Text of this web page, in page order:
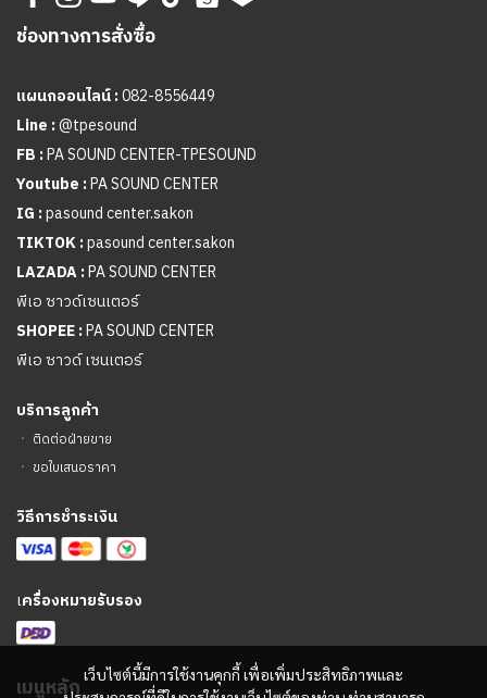
เว็บไซต์นี้มีการใช้งานคุกกี้ เพื่อเพิ่มประสิทธิภาพและ
ช่องทางการสั่งซื้อ
แผนกออนไลน์ :082-8556449
Line :@tpesound
FB :PA SOUND CENTER-TPESOUND
Youtube :PA SOUND CENTER
IG :pasound center.sakon
TIKTOK :pasound center.sakon
LAZADA :PA SOUND CENTER
พีเอ ซาวด์เซนเตอร์
SHOPEE :PA SOUND CENTER
พีเอ ซาวด์ เซนเตอร์
บริการลูกค้า
ㆍ ติดต่อฝ่ายขาย
ㆍ ขอใบเสนอราคา
วิธีการชำระเงิน
เครื่องหมายรับรอง
เมนูหลัก